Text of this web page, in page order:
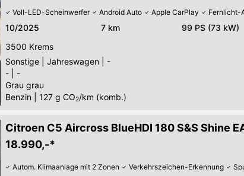
Voll-LED-Scheinwerfer Android Auto Apple CarPlay Fernlicht-
10/2025 7 km 99 PS (73 kW)
3500 Krems
Sonstige
Jahreswagen
-
-
-
Grau grau
Benzin
127 g CO2/km (komb.)
Citroen C5 Aircross BlueHDI 180 S&S Shine
18.990,-*
Autom. Klimaanlage mit 2 Zonen Verkehrszeichen-Erkennung